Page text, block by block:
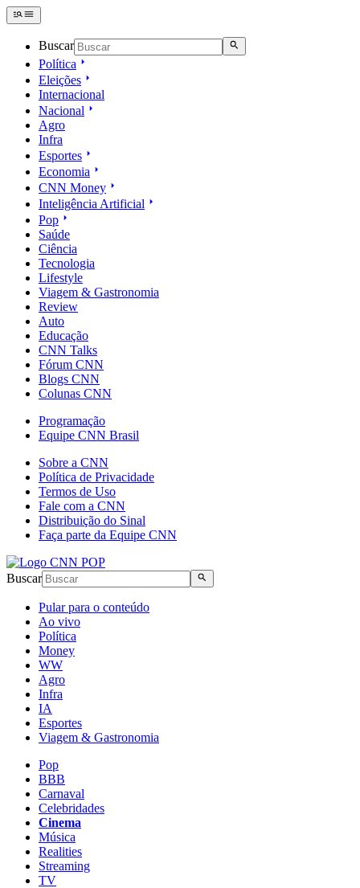
Buscar
Política
Eleições
Internacional
Nacional
Agro
Infra
Esportes
Economia
CNN Money
Inteligência Artificial
Pop
Saúde
Ciência
Tecnologia
Lifestyle
Viagem & Gastronomia
Review
Auto
Educação
CNN Talks
Fórum CNN
Blogs CNN
Colunas CNN
Programação
Equipe CNN Brasil
Sobre a CNN
Política de Privacidade
Termos de Uso
Fale com a CNN
Distribuição do Sinal
Faça parte da Equipe CNN
Buscar
Pular para o conteúdo
Ao vivo
Política
Money
WW
Agro
Infra
IA
Esportes
Viagem & Gastronomia
Pop
BBB
Carnaval
Celebridades
Cinema
Música
Realities
Streaming
TV